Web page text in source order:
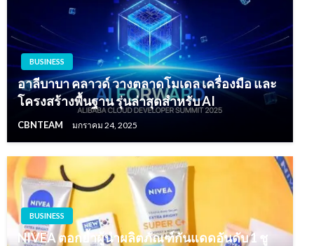
BUSINESS
อาลีบาบา คลาวด์ วางตลาดโมเดล เครื่องมือ และ
โครงสร้างพื้นฐาน รุ่นล่าสุดสำหรับ AI
CBNTEAM มกราคม 24, 2025
BUSINESS
NIVEA ตอกย้ำผู้นำผลิตภัณฑ์กันแดดอันดับ 1 ชู